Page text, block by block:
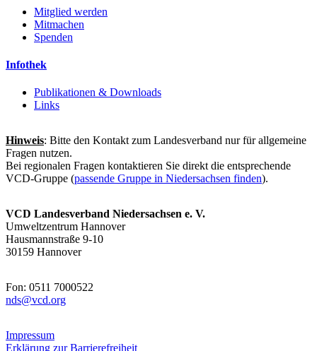
Mitglied werden
Mitmachen
Spenden
Infothek
Publikationen & Downloads
Links
Hinweis: Bitte den Kontakt zum Landesverband nur für allgemeine
Fragen nutzen.
Bei regionalen Fragen kontaktieren Sie direkt die entsprechende
VCD-Gruppe (passende Gruppe in Niedersachsen finden).
VCD Landesverband Niedersachsen e. V.
Umweltzentrum Hannover
Hausmannstraße 9-10
30159 Hannover
Fon: 0511 7000522
nds@vcd.org
Impressum
Erklärung zur Barrierefreiheit